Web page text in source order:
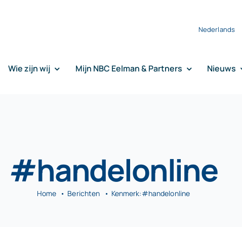
Nederlands
Wie zijn wij Mijn NBC Eelman & Partners Nieuws
#handelonline
Home Berichten Kenmerk:#handelonline